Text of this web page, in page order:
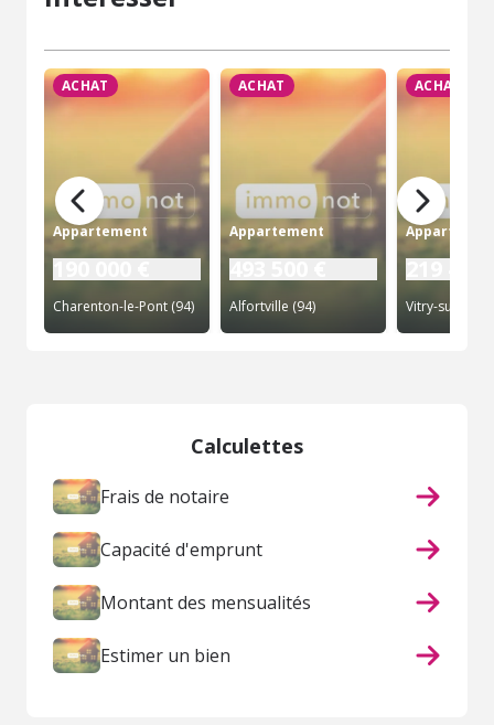
ACHAT
Appartement
190 000 €
Charenton-le-Pont (94)
ACHAT
Appartement
493 500 €
Alfortville (94)
ACHAT
219 450
Vitry-sur-
Calculettes
Frais de notaire
Capacité d'emprunt
Montant des mensualités
Estimer un bien